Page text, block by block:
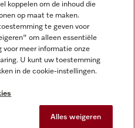
koppelen om de inhoud die
op maat te maken.
te geven voor
om alleen essentiële
voor meer informatie onze
U kunt uw toestemming
in de cookie-instellingen.
Alles weigeren